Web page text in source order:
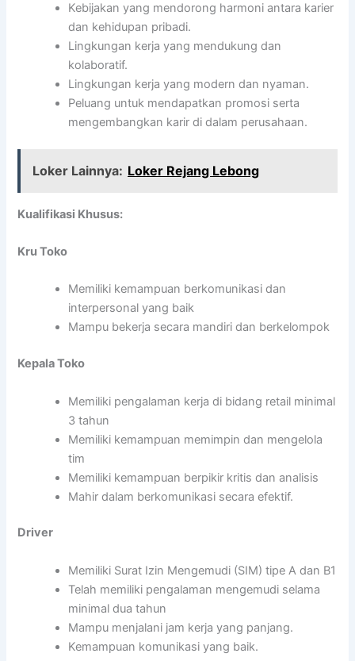
Kebijakan yang mendorong harmoni antara karier
dan kehidupan pribadi.
Lingkungan kerja yang mendukung dan
kolaboratif.
Lingkungan kerja yang modern dan nyaman.
Peluang untuk mendapatkan promosi serta
mengembangkan karir di dalam perusahaan.
Loker Lainnya: Loker Rejang Lebong
Kualifikasi Khusus:
Kru Toko
Memiliki kemampuan berkomunikasi dan
interpersonal yang baik
Mampu bekerja secara mandiri dan berkelompok
Kepala Toko
Memiliki pengalaman kerja di bidang retail minimal
3 tahun
Memiliki kemampuan memimpin dan mengelola
tim
Memiliki kemampuan berpikir kritis dan analisis
Mahir dalam berkomunikasi secara efektif.
Driver
Memiliki Surat Izin Mengemudi (SIM) tipe A dan B1
Telah memiliki pengalaman mengemudi selama
minimal dua tahun
Mampu menjalani jam kerja yang panjang.
Kemampuan komunikasi yang baik.